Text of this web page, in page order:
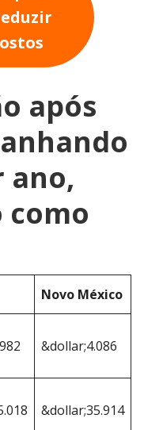
após
ano,
como
Novo México
&dollar;4.086
&dollar;35.914